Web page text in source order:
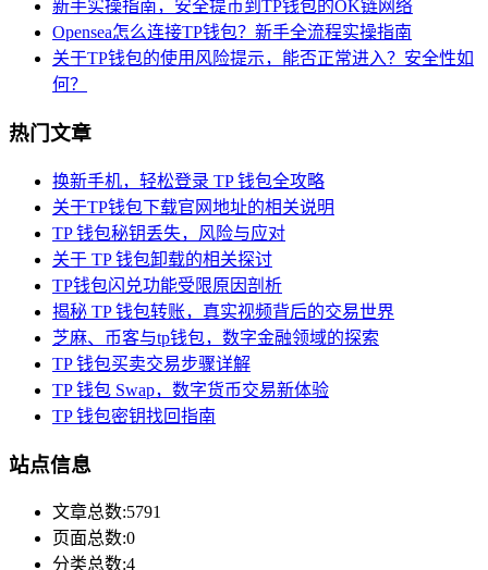
新手实操指南，安全提币到TP钱包的OK链网络
Opensea怎么连接TP钱包？新手全流程实操指南
关于TP钱包的使用风险提示，能否正常进入？安全性如
何？
热门文章
换新手机，轻松登录 TP 钱包全攻略
关于TP钱包下载官网地址的相关说明
TP 钱包秘钥丢失，风险与应对
关于 TP 钱包卸载的相关探讨
TP钱包闪兑功能受限原因剖析
揭秘 TP 钱包转账，真实视频背后的交易世界
芝麻、币客与tp钱包，数字金融领域的探索
TP 钱包买卖交易步骤详解
TP 钱包 Swap，数字货币交易新体验
TP 钱包密钥找回指南
站点信息
文章总数:5791
页面总数:0
分类总数:4